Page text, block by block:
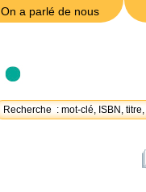
On a parlé de nous